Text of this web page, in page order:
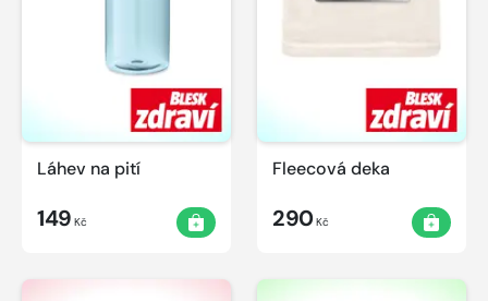
Láhev na pití
149 Kč
Fleecová deka
290Kč